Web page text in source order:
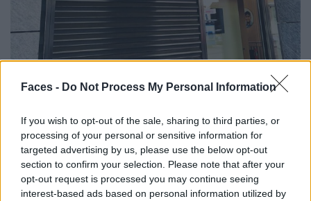
Faces - Do Not Process My Personal Information
If you wish to opt-out of the sale, sharing to third parties, or
processing of your personal or sensitive information for
targeted advertising by us, please use the below opt-out
section to confirm your selection. Please note that after your
opt-out request is processed you may continue seeing
interest-based ads based on personal information utilized by
©FACES
Vegitat Cigköfte